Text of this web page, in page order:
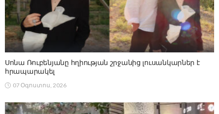
Սոնա Ռուբենյանը հղիության շրջանից լուսանկարներ է
հրապարակել
07 Օգոստոս, 2026